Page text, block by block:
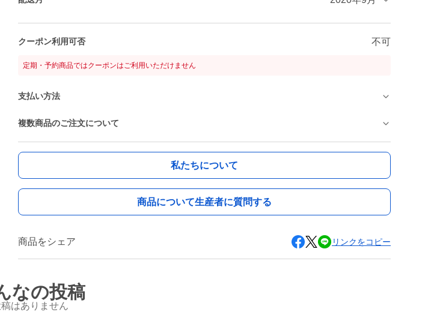
クーポン利用可否 不可
定期・予約商品ではクーポンはご利用いただけません
支払い方法
複数商品のご注文について
私たちについて
商品について生産者に質問する
商品をシェア リンクをコピー
なの投稿
はありません